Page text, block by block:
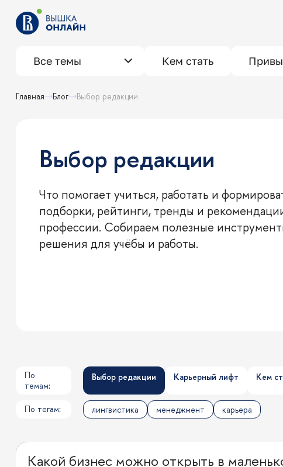
Все темы Кем стать
Главная Блог Выбор редакции
Выбор редакции
Что помогает учиться, работать и
подборки, рейтинги, тренды и
профессии. Собираем полезные
решения для учёбы и работы.
По
темам:
Выбор редакции Карьерный лифт Кем
По тегам: лингвистика менеджмент карьера
Выбор редакции
Какой бизнес можно открыть в